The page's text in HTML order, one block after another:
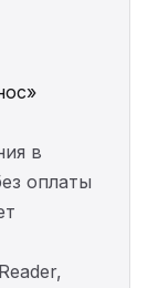
в
оплаты